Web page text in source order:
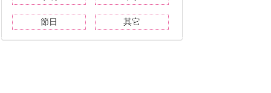
節日 其它